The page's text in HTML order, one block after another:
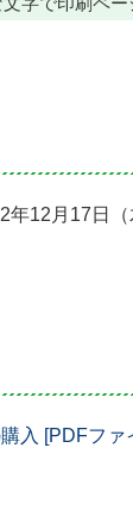
12月17日
入 [PDFファ